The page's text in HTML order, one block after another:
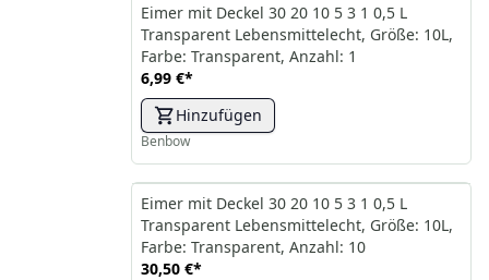
Eimer mit Deckel 30 20 10 5 3 1 0,5 L
Transparent Lebensmittelecht, Größe: 10L,
Farbe: Transparent, Anzahl: 1
6,99 €*
Hinzufügen
Benbow
Eimer mit Deckel 30 20 10 5 3 1 0,5 L
Transparent Lebensmittelecht, Größe: 10L,
Farbe: Transparent, Anzahl: 10
30,50 €*